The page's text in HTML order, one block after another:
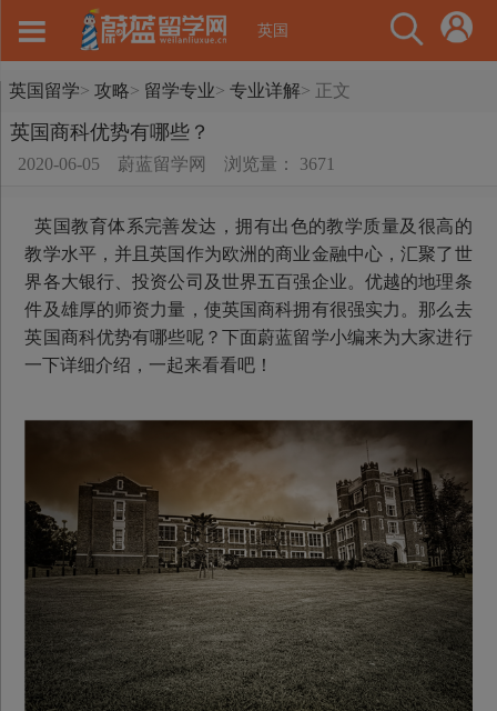
英国
英国留学> 攻略> 留学专业> 专业详解> 正文
英国商科优势有哪些？
2020-06-05 蔚蓝留学网 浏览量： 3671
英国教育体系完善发达，拥有出色的教学质量及很高的
教学水平，并且英国作为欧洲的商业金融中心，汇聚了世
界各大银行、投资公司及世界五百强企业。优越的地理条
件及雄厚的师资力量，使英国商科拥有很强实力。那么去
英国商科优势有哪些呢？下面蔚蓝留学小编来为大家进行
一下详细介绍，一起来看看吧！